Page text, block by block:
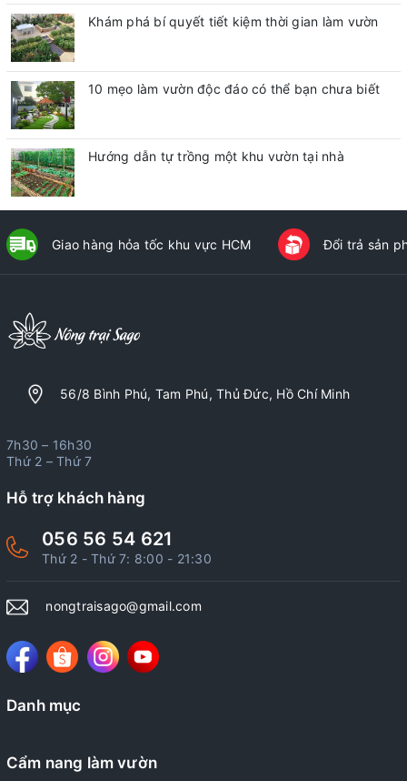
Khám phá bí quyết tiết kiệm thời gian làm vườn
10 mẹo làm vườn độc đáo có thể bạn chưa biết
Hướng dẫn tự trồng một khu vườn tại nhà
Giao hàng hỏa tốc khu vực HCM Đổi trả sản
56/8 Bình Phú, Tam Phú, Thủ Đức, Hồ Chí Minh
7h30 – 16h30
Thứ 2 – Thứ 7
Hỗ trợ khách hàng
056 56 54 621
Thứ 2 - Thứ 7: 8:00 - 21:30
nongtraisago@gmail.com
Danh mục
Cẩm nang làm vườn